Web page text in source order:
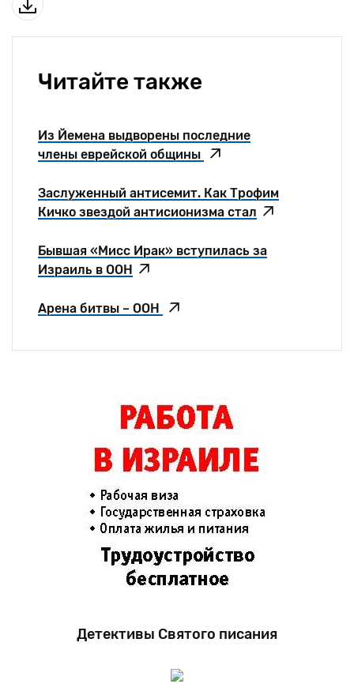
Читайте также
Из Йемена выдворены последние
члены еврейской общины
Заслуженный антисемит. Как Трофим
Кичко звездой антисионизма стал
Бывшая «Мисс Ирак» вступилась за
Израиль в ООН
Арена битвы – ООН
Детективы Святого писания